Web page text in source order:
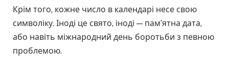
Крім того, кожне число в календарі несе свою
символіку. Іноді це свято, іноді — пам’ятна дата,
або навіть міжнародний день боротьби з певною
проблемою.